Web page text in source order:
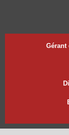
Gérant